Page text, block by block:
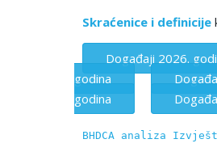
Skraćenice i definicije
Događaji 2026.
godina
godina
BHDCA analiza